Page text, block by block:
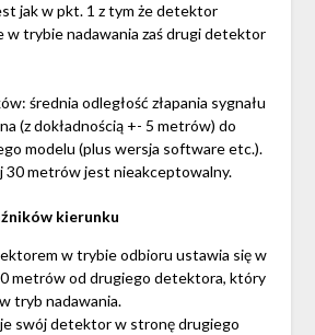
jak w pkt. 1 z tym że detektor
trybie nadawania zaś drugi detektor
średnia odległość złapania sygnału
(z dokładnością +- 5 metrów) do
modelu (plus wersja software etc.).
30 metrów jest nieakceptowalny.
kierunku
w trybie odbioru ustawia się w
metrów od drugiego detektora, który
tryb nadawania.
swój detektor w stronę drugiego